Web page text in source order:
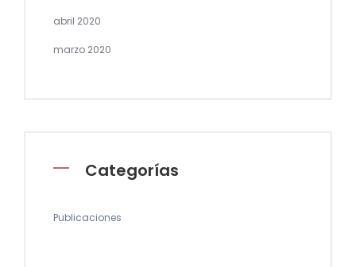
abril 2020
marzo 2020
Categorías
Publicaciones